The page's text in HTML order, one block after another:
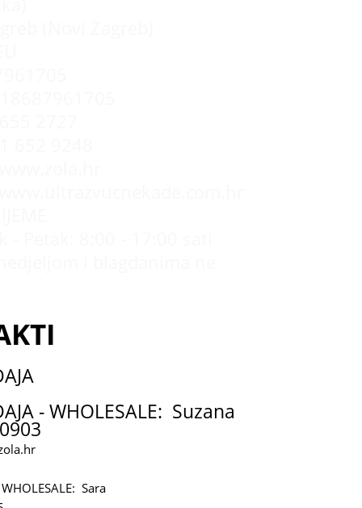
- WHOLESALE: Suzana
WHOLESALE: Sara